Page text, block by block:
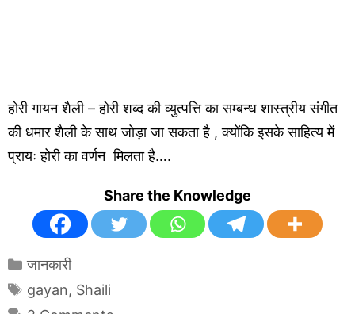
होरी गायन शैली – होरी शब्द की व्युत्पत्ति का सम्बन्ध शास्त्रीय संगीत
की धमार शैली के साथ जोड़ा जा सकता है , क्योंकि इसके साहित्य में
प्रायः होरी का वर्णन मिलता है….
Share the Knowledge
Categories
जानकारी
Tags
gayan, Shaili